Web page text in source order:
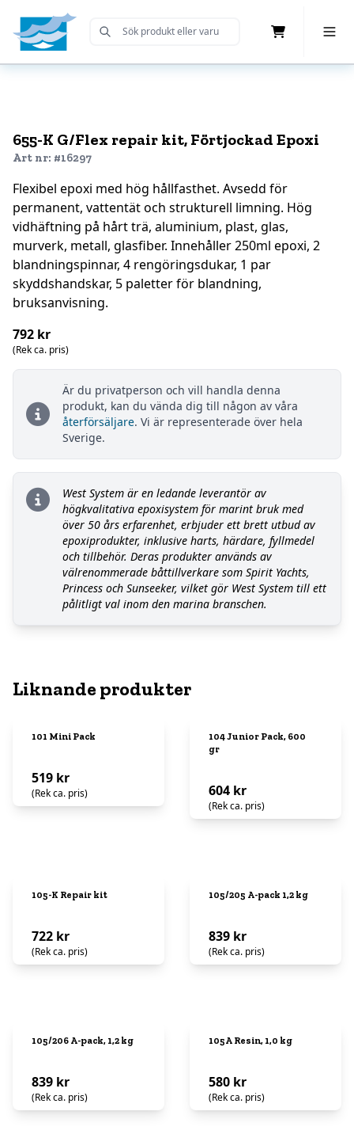
Home Submit Search
655-K G/Flex repair kit, Förtjockad Epoxi
Art nr: #16297
Flexibel epoxi med hög hållfasthet. Avsedd för
permanent, vattentät och strukturell limning. Hög
vidhäftning på hårt trä, aluminium, plast, glas,
murverk, metall, glasfiber. Innehåller 250ml epoxi, 2
blandningspinnar, 4 rengöringsdukar, 1 par
skyddshandskar, 5 paletter för blandning,
bruksanvisning.
792 kr
(Rek ca. pris)
Är du privatperson och vill handla denna
produkt, kan du vända dig till någon av våra
återförsäljare. Vi är representerade över hela
Sverige.
West System är en ledande leverantör av
högkvalitativa epoxisystem för marint bruk med
över 50 års erfarenhet, erbjuder ett brett utbud av
epoxiprodukter, inklusive harts, härdare, fyllmedel
och tillbehör. Deras produkter används av
välrenommerade båttillverkare som Spirit Yachts,
Princess och Sunseeker, vilket gör West System till ett
pålitligt val inom den marina branschen.
Liknande produkter
101 Mini Pack
519 kr
(Rek ca. pris)
104 Junior Pack, 600
gr
604 kr
(Rek ca. pris)
105-K Repair kit
722 kr
(Rek ca. pris)
105/205 A-pack 1,2 kg
839 kr
(Rek ca. pris)
105/206 A-pack, 1,2 kg
839 kr
(Rek ca. pris)
105A Resin, 1,0 kg
580 kr
(Rek ca. pris)